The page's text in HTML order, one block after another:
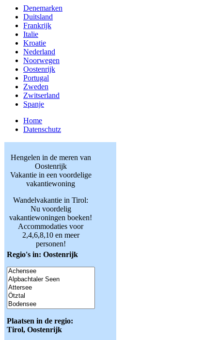
Denemarken
Duitsland
Frankrijk
Italie
Kroatie
Nederland
Noorwegen
Oostenrijk
Portugal
Zweden
Zwitserland
Spanje
Home
Datenschutz
Hengelen in de meren van
Oostenrijk
Vakantie in een voordelige
vakantiewoning
Wandelvakantie in Tirol:
Nu voordelig
vakantiewoningen boeken!
Accommodaties voor
2,4,6,8,10 en meer
personen!
Regio's in: Oostenrijk
Plaatsen in de regio:
Tirol, Oostenrijk